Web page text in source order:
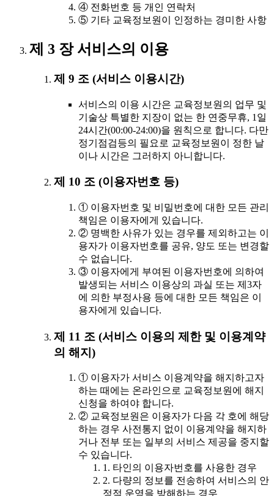
④ 전화번호 등 개인 연락처
⑤ 기타 교육정보원이 인정하는 경미한 사항
제 3 장 서비스의 이용
제 9 조 (서비스 이용시간)
서비스의 이용 시간은 교육정보원의 업무 및
기술상 특별한 지장이 없는 한 연중무휴, 1일
24시간(00:00-24:00)을 원칙으로 합니다. 다만
정기점검등의 필요로 교육정보원이 정한 날
이나 시간은 그러하지 아니합니다.
제 10 조 (이용자번호 등)
① 이용자번호 및 비밀번호에 대한 모든 관리
책임은 이용자에게 있습니다.
② 명백한 사유가 있는 경우를 제외하고는 이
용자가 이용자번호를 공유, 양도 또는 변경할
수 없습니다.
③ 이용자에게 부여된 이용자번호에 의하여
발생되는 서비스 이용상의 과실 또는 제3자
에 의한 부정사용 등에 대한 모든 책임은 이
용자에게 있습니다.
제 11 조 (서비스 이용의 제한 및 이용계약
의 해지)
① 이용자가 서비스 이용계약을 해지하고자
하는 때에는 온라인으로 교육정보원에 해지
신청을 하여야 합니다.
② 교육정보원은 이용자가 다음 각 호에 해당
하는 경우 사전통지 없이 이용계약을 해지하
거나 전부 또는 일부의 서비스 제공을 중지할
수 있습니다.
1. 타인의 이용자번호를 사용한 경우
2. 다량의 정보를 전송하여 서비스의 안
정적 운영을 방해하는 경우